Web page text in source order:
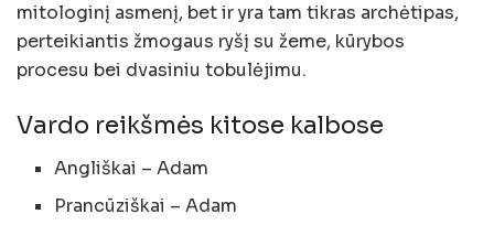
mitologinį asmenį, bet ir yra tam tikras archėtipas,
perteikiantis žmogaus ryšį su žeme, kūrybos
procesu bei dvasiniu tobulėjimu.
Vardo reikšmės kitose kalbose
Angliškai – Adam
Prancūziškai – Adam